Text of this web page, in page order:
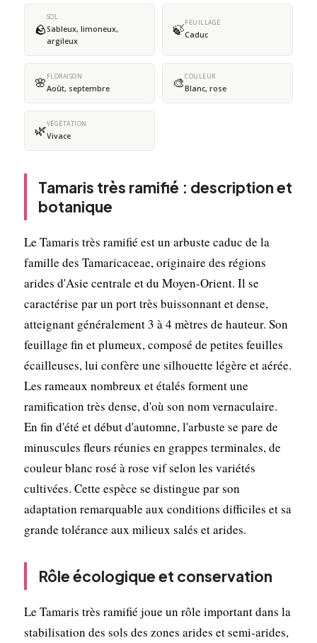
🪨
SOL
Sableux, limoneux,
argileux
🍃FEUILLAGE
Caduc
🌸 FLORAISON
Août, septembre 🎨COULEUR
Blanc, rose
🌿VÉGÉTATION
Vivace
Tamaris très ramifié : description et
botanique
Le Tamaris très ramifié est un arbuste caduc de la
famille des Tamaricaceae, originaire des régions
arides d'Asie centrale et du Moyen-Orient. Il se
caractérise par un port très buissonnant et dense,
atteignant généralement 3 à 4 mètres de hauteur. Son
feuillage fin et plumeux, composé de petites feuilles
écailleuses, lui confère une silhouette légère et aérée.
Les rameaux nombreux et étalés forment une
ramification très dense, d'où son nom vernaculaire.
En fin d'été et début d'automne, l'arbuste se pare de
minuscules fleurs réunies en grappes terminales, de
couleur blanc rosé à rose vif selon les variétés
cultivées. Cette espèce se distingue par son
adaptation remarquable aux conditions difficiles et sa
grande tolérance aux milieux salés et arides.
Rôle écologique et conservation
Le Tamaris très ramifié joue un rôle important dans la
stabilisation des sols des zones arides et semi-arides,